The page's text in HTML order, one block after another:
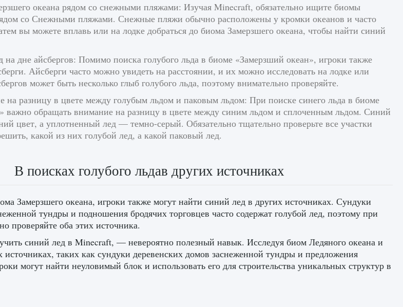
океана рядом со снежными пляжами: Изучая Minecraft, обязательно ищите биомы
со Снежными пляжами. Снежные пляжи обычно расположены у кромки океанов и часто
вы можете вплавь или на лодке добраться до биома Замерзшего океана, чтобы найти синий
дне айсбергов: Помимо поиска голубого льда в биоме «Замерзший океан», игроки также
Айсберги часто можно увидеть на расстоянии, и их можно исследовать на лодке или
может быть несколько глыб голубого льда, поэтому внимательно проверяйте.
на разницу в цвете между голубым льдом и паковым льдом: При поиске синего льда в биоме
важно обращать внимание на разницу в цвете между синим льдом и сплоченным льдом. Синий
цвет, а уплотненный лед — темно-серый. Обязательно тщательно проверьте все участки
какой из них голубой лед, а какой паковый лед.
В поисках голубого льдав других источниках
Замерзшего океана, игроки также могут найти синий лед в других источниках. Сундуки
тундры и подношения бродячих торговцев часто содержат голубой лед, поэтому при
проверяйте оба этих источника.
синий лед в Minecraft, — невероятно полезный навык. Исследуя биом Ледяного океана и
таких как сундуки деревенских домов заснеженной тундры и предложения
могут найти неуловимый блок и использовать его для строительства уникальных структур в